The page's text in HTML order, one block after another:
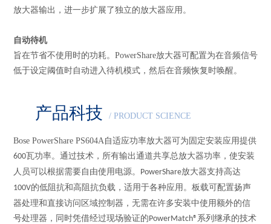
放大器输出，进一步扩展了独立的放大器应用。
自动待机
旨在节省不使用时的功耗。 PowerShare放大器可配置为在音频信号
低于设定阈值时自动进入待机模式，然后在音频恢复时唤醒。
产品科技 / PRODUCT SCIENCE
Bose PowerShare PS604A 自适应功率放大器可为固定安装应用提供
600瓦功率。通过技术，所有输出通道共享总放大器功率，使安装
人员可以根据需要自由使用电源。
PowerShare放大器支持高达
100V的低阻抗和高阻抗负载，适用于各种应用。板载可配置扬声
器处理和直接访问区域控制器，无需在许多安装中使用额外的信
号处理器，同时凭借经过现场验证的 PowerMatch® 系列继承的技术